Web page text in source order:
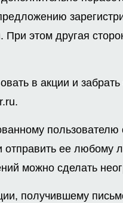
При этом другая
в акции и
ее любому
можно сделать
получившему